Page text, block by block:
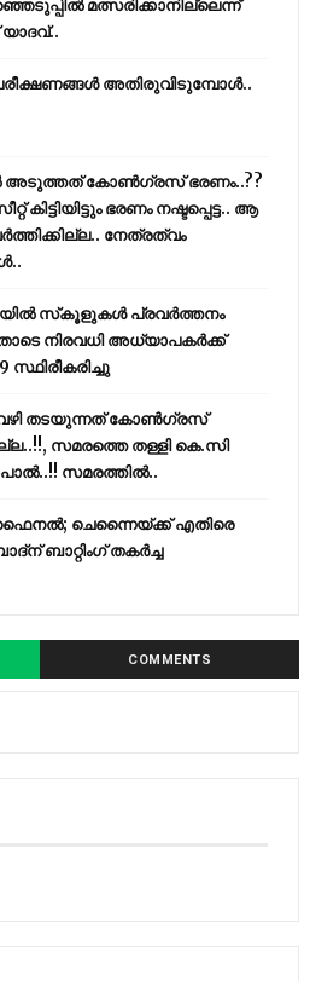
മത്സരിക്കാനില്ലെന്ന്
അതിരുവിടുമ്പോൾ..
അടുത്തത് കോൺഗ്രസ് ഭരണം..??
കിട്ടിയിട്ടും ഭരണം നഷ്ടപ്പെട്ട.. ആ
നേത്രത്വം
സ്‌കൂളുകള്‍ പ്രവര്‍ത്തനം
നിരവധി അധ്യാപകര്‍ക്ക്
സ്ഥിരീകരിച്ചു
തടയുന്നത് കോണ്‍ഗ്രസ്
സമരത്തെ തള്ളി കെ.സി
സമരത്തിൽ..
ഫൈനൽ; ചെന്നൈയ്ക്ക് എതിരെ
ബാറ്റിംഗ് തകർച്ച
COMMENTS